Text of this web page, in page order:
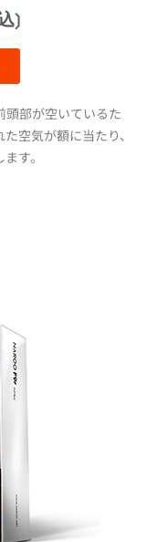
)
部が空いているた
空気が額に当たり、
す。